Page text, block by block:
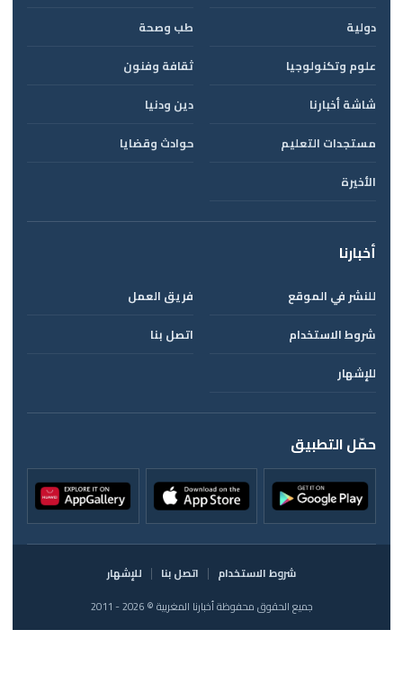
دولية
طب وصحة
علوم وتكنولوجيا
ثقافة وفنون
شاشة أخبارنا
دين ودنيا
مستجدات التعليم
حوادث وقضايا
الأخيرة
أخبارنا
للنشر في الموقع
فريق العمل
شروط الاستخدام
اتصل بنا
للإشهار
حمّل التطبيق
شروط الاستخدام اتصل بنا
للإشهار
جميع الحقوق محفوظة أخبارنا المغربية © 2026 - 2011